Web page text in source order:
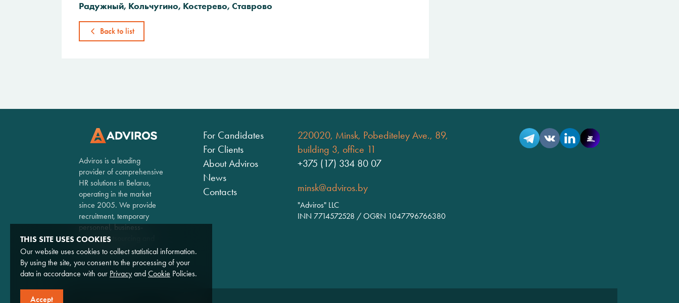
Радужный, Кольчугино, Костерево, Ставрово
Back to list
Adviros is a leading
provider of comprehensive
HR solutions in Belarus,
operating in the market
since 2005. We provide
recruitment, temporary
personnel, business-
process outsourcing and
consulting services.
For Candidates
For Clients
About Adviros
News
Contacts
220020, Minsk, Pobediteley Ave., 89,
building 3, office 11
+375 (17) 334 80 07
minsk@adviros.by
"Adviros" LLC
INN 7714572528 / OGRN 1047796766380
THIS SITE USES COOKIES
Our website uses cookies to collect statistical information.
By using the site, you consent to the processing of your
data in accordance with our Privacy and Cookie Policies.
Accept